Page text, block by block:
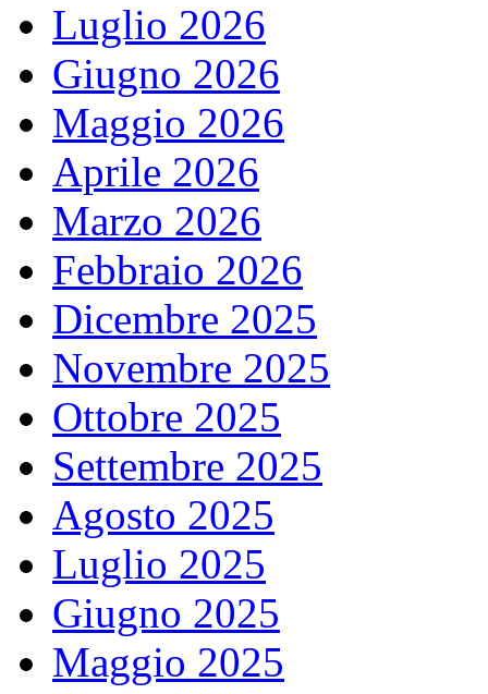
Luglio 2026
Giugno 2026
Maggio 2026
Aprile 2026
Marzo 2026
Febbraio 2026
Dicembre 2025
Novembre 2025
Ottobre 2025
Settembre 2025
Agosto 2025
Luglio 2025
Giugno 2025
Maggio 2025